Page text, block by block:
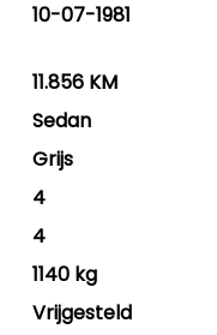
10-07-1981
11.856 KM
Sedan
Grijs
4
4
1140 kg
Vrijgesteld